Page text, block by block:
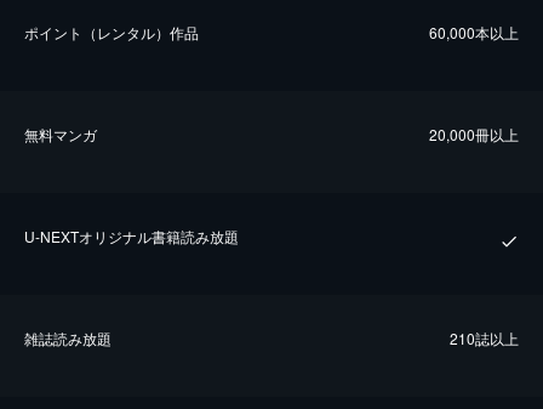
ポイント（レンタル）作品 60,000本以上
無料マンガ 20,000冊以上
U-NEXTオリジナル書籍読み放題
雑誌読み放題 210誌以上